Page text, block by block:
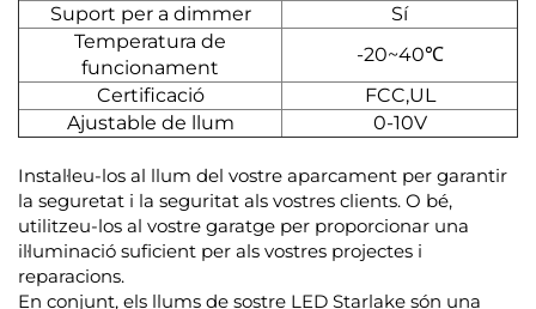
Suport per a dimmer
Sí
Temperatura de
funcionament
-20~40℃
Certificació
FCC,UL
Ajustable de llum
0-10V
Instal·leu-los al llum del vostre aparcament per garantir
la seguretat i la seguritat als vostres clients. O bé,
utilitzeu-los al vostre garatge per proporcionar una
il·luminació suficient per als vostres projectes i
reparacions.
En conjunt, els llums de sostre LED Starlake són una